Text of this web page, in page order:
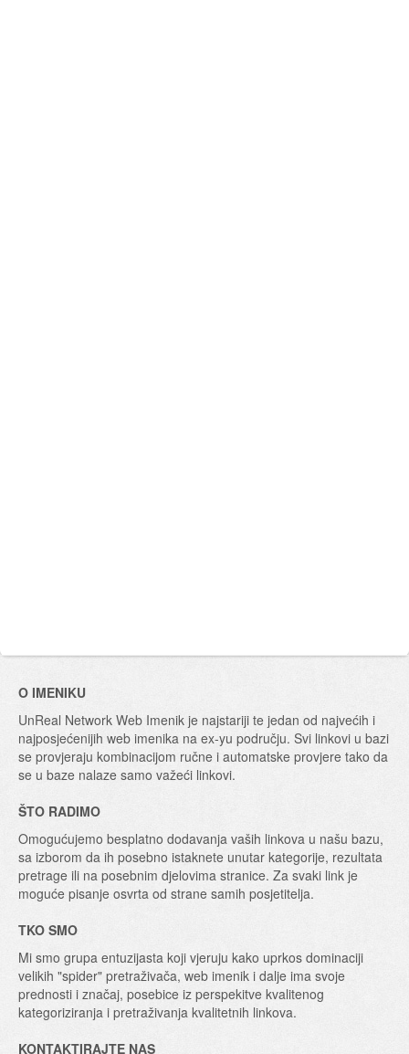
O IMENIKU
UnReal Network Web Imenik je najstariji te jedan od najvećih i
najposjećenijih web imenika na ex-yu području. Svi linkovi u bazi
se provjeraju kombinacijom ručne i automatske provjere tako da
se u baze nalaze samo važeći linkovi.
ŠTO RADIMO
Omogućujemo besplatno dodavanja vaših linkova u našu bazu,
sa izborom da ih posebno istaknete unutar kategorije, rezultata
pretrage ili na posebnim djelovima stranice. Za svaki link je
moguće pisanje osvrta od strane samih posjetitelja.
TKO SMO
Mi smo grupa entuzijasta koji vjeruju kako uprkos dominaciji
velikih "spider" pretraživača, web imenik i dalje ima svoje
prednosti i značaj, posebice iz perspekitve kvalitenog
kategoriziranja i pretraživanja kvalitetnih linkova.
KONTAKTIRAJTE NAS